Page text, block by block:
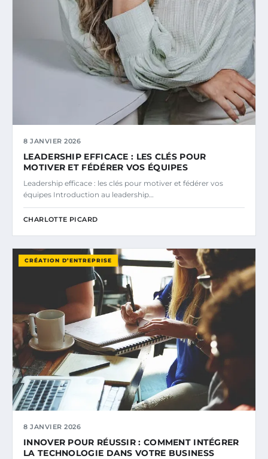
8 JANVIER 2026
LEADERSHIP EFFICACE : LES CLÉS POUR
MOTIVER ET FÉDÉRER VOS ÉQUIPES
Leadership efficace : les clés pour motiver et fédérer vos
équipes Introduction au leadership…
CHARLOTTE PICARD
CRÉATION D’ENTREPRISE
8 JANVIER 2026
INNOVER POUR RÉUSSIR : COMMENT INTÉGRER
LA TECHNOLOGIE DANS VOTRE BUSINESS